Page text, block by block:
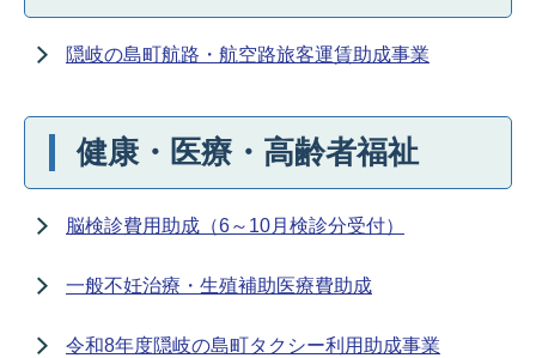
隠岐の島町航路・航空路旅客運賃助成事業
健康・医療・高齢者福祉
脳検診費用助成（6～10月検診分受付）
一般不妊治療・生殖補助医療費助成
令和8年度隠岐の島町タクシー利用助成事業